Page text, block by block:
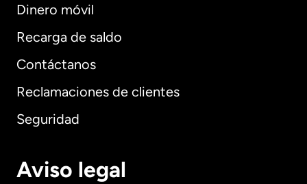
Dinero móvil
Recarga de saldo
Contáctanos
Reclamaciones de clientes
Seguridad
Aviso legal